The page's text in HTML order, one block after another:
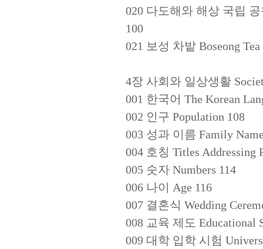
020 다도해와 해상 국립 공
100
021 보성 차밭 Boseong
4장 사회와 일상생활
001 한국어 The Korean
002 인구 Population 108
003 성과 이름 Family
004 호칭 Titles Addressing
005 숫자 Numbers 114
006 나이 Age 116
007 결혼식 Wedding
008 교육 제도 Educational
009 대학 입학 시험